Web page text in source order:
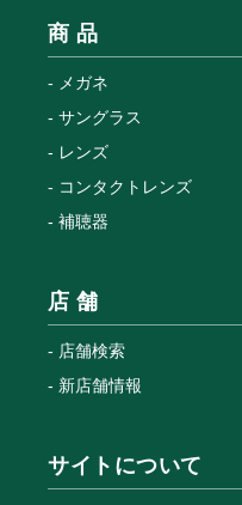
商 品
メガネ
サングラス
レンズ
コンタクトレンズ
補聴器
店 舗
店舗検索
新店舗情報
サイトについて